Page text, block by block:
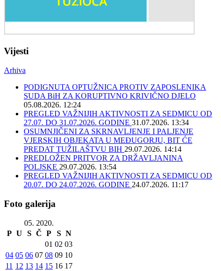
Vijesti
Arhiva
PODIGNUTA OPTUŽNICA PROTIV ZAPOSLENIKA
SUDA BiH ZA KORUPTIVNO KRIVIČNO DJELO
05.08.2026. 12:24
PREGLED VAŽNIJIH AKTIVNOSTI ZA SEDMICU OD
27.07. DO 31.07.2026. GODINE 31.07.2026. 13:34
OSUMNJIČENI ZA SKRNAVLJENJE I PALJENJE
VJERSKIH OBJEKATA U MEĐUGORJU, BIT ĆE
PREDAT TUŽILAŠTVU BIH 29.07.2026. 14:14
PREDLOŽEN PRITVOR ZA DRŽAVLJANINA
POLJSKE 29.07.2026. 13:54
PREGLED VAŽNIJIH AKTIVNOSTI ZA SEDMICU OD
20.07. DO 24.07.2026. GODINE 24.07.2026. 11:17
Foto galerija
05. 2020.
P U S Č P S N
01 02 03
04 05 06 07 08 09 10
11 12 13 14 15 16 17